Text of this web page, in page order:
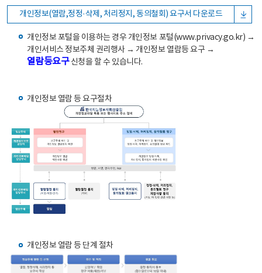
개인정보(열람,정정·삭제, 처리정지, 동의철회) 요구서 다운로드
개인정보 포털을 이용하는 경우 개인정보 포털(www.privacy.go.kr) →
개인서비스 정보주체 권리행사 → 개인정보 열람등 요구 →
열람등요구신청을 할 수 있습니다.
개인정보 열람 등 요구절차
개인정보 열람 등 단계 절차